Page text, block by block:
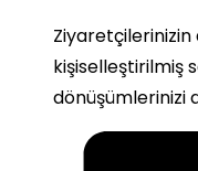
Ziyaretçilerinizin
kişiselleştirilmiş
dönüşümlerinizi